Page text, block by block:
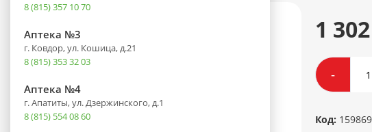
8 (815) 357 10 70
Аптека №3
г. Ковдор, ул. Кошица, д.21
8 (815) 353 32 03
Аптека №4
г. Апатиты, ул. Дзержинского, д.1
8 (815) 554 08 60
1
-
Код: